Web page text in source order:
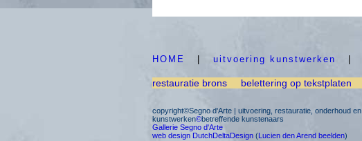
HOME uitvoering kunstwerken
restauratie brons belettering op tekstplaten
copyright©Segno d'Arte | uitvoering, restauratie, onderhoud
kunstwerken©betreffende kunstenaars
Gallerie Segno d'Arte
web design DutchDeltaDesign (Lucien den Arend beelden)